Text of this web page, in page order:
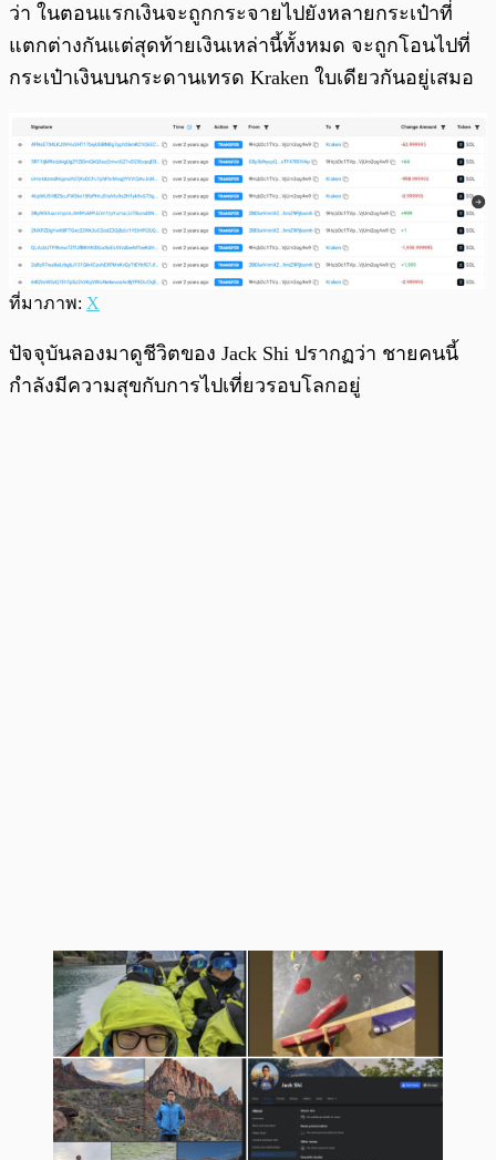
ว่า ในตอนแรกเงินจะถูกกระจายไปยังหลายกระเป๋าที่
แตกต่างกันแต่สุดท้ายเงินเหล่านี้ทั้งหมด จะถูกโอนไปที่
กระเป๋าเงินบนกระดานเทรด Kraken ใบเดียวกันอยู่เสมอ
ที่มาภาพ: X
ปัจจุบันลองมาดูชีวิตของ Jack Shi ปรากฏว่า ชายคนนี้
กำลังมีความสุขกับการไปเที่ยวรอบโลกอยู่